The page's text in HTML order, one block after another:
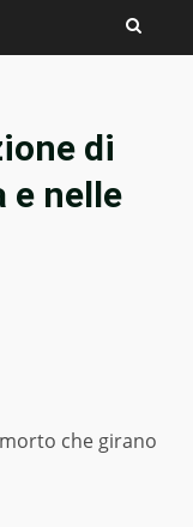
di
e nelle
che girano